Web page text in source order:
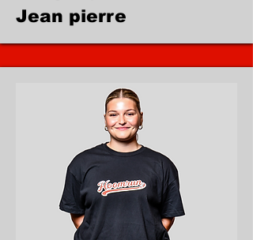
Jean pierre